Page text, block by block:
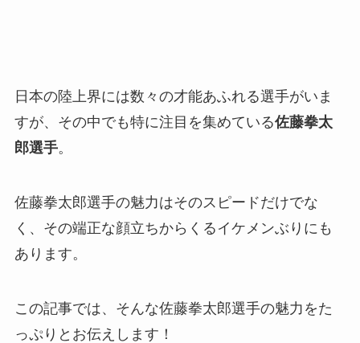
日本の陸上界には数々の才能あふれる選手がいま
すが、その中でも特に注目を集めている佐藤拳太
郎選手。
佐藤拳太郎選手の魅力はそのスピードだけでな
く、その端正な顔立ちからくるイケメンぶりにも
あります。
この記事では、そんな佐藤拳太郎選手の魅力をた
っぷりとお伝えします！